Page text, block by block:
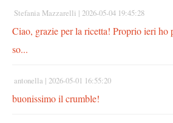
Stefania Mazzarelli | 2026-05-04 19:45:28
Ciao, grazie per la ricetta! Proprio ieri ho
so...
antonella | 2026-05-01 16:55:20
buonissimo il crumble!